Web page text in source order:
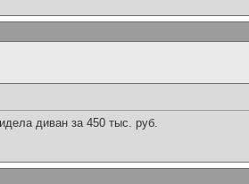
диван за 450 тыс. руб.